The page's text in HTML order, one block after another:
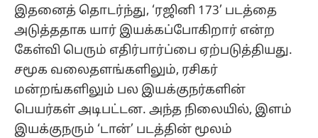
இதனைத் தொடர்ந்து, ‘ரஜினி 173’ படத்தை
அடுத்ததாக யார் இயக்கப்போகிறார் என்ற
கேள்வி பெரும் எதிர்பார்ப்பை ஏற்படுத்தியது.
சமூக வலைதளங்களிலும், ரசிகர்
மன்றங்களிலும் பல இயக்குநர்களின்
பெயர்கள் அடிபட்டன. அந்த நிலையில், இளம்
இயக்குநரும் ‘டான்’ படத்தின் மூலம்